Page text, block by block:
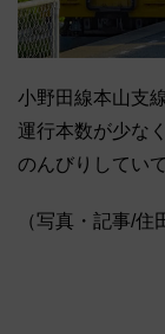
小野田線本山支
運行本数が少な
のんびりしてい
（写真・記事/住